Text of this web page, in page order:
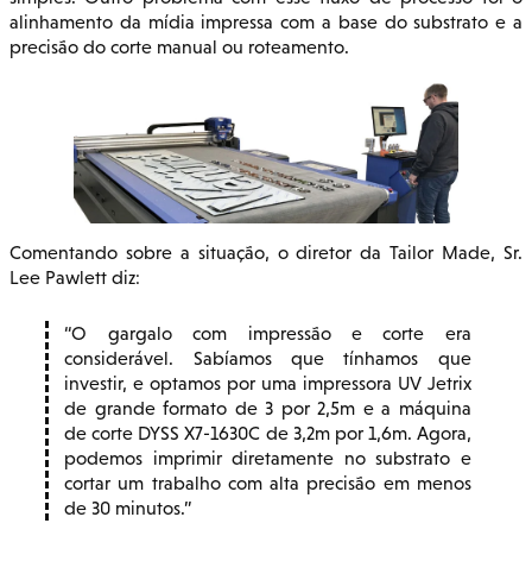
alinhamento da mídia impressa com a base do substrato e a
precisão do corte manual ou roteamento.
Comentando sobre a situação, o diretor da Tailor Made, Sr.
Lee Pawlett diz:
O gargalo com impressão e corte era
considerável. Sabíamos que tínhamos que
investir, e optamos por uma impressora UV Jetrix
de grande formato de 3 por 2,5m e a máquina
de corte DYSS X7-1630C de 3,2m por 1,6m. Agora,
podemos imprimir diretamente no substrato e
cortar um trabalho com alta precisão em menos
de 30 minutos.